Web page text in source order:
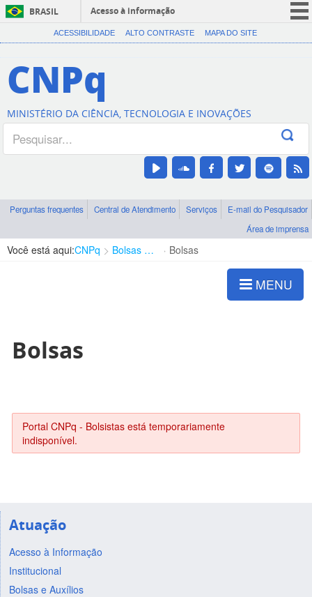
BRASIL
Acesso à informação
CORONAVÍRUS (COVID-19)
Canais
ACESSIBILIDADE ALTO CONTRASTE MAPA DO SITE
CNPq
MINISTÉRIO DA CIÊNCIA, TECNOLOGIA E INOVAÇÕES
Perguntas frequentes Central de Atendimento Serviços
E-mail do Pesquisador
Área de imprensa
Você está aqui:CNPq Bolsas e Auxílios Vigentes Bolsas
MENU
Bolsas
Portal CNPq - Bolsistas está temporariamente
indisponível.
Atuação
Acesso à Informação
Institucional
Bolsas e Auxílios